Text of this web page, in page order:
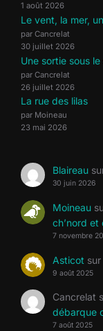
1 août 2026
Le vent, la mer,
par Cancrelat
30 juillet 2026
Une sortie sous
par Cancrelat
26 juillet 2026
La rue des lilas
par Moineau
23 mai 2026
Blaireau
30 juin 2026
Moineau
ch’nord
7 novembre
Asticot sur
9 août 2025
Cancrelat
débarque
7 août 2025